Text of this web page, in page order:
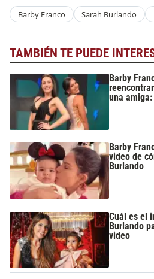
Barby Franco Sarah Burlando
TAMBIÉN TE PUEDE
Barby
una
Barby
video de
Burlando
Cuál es el
Burlando
video